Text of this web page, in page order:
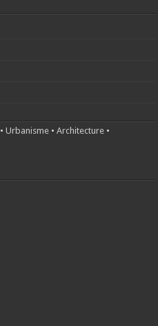
•Urbanisme •Architecture •